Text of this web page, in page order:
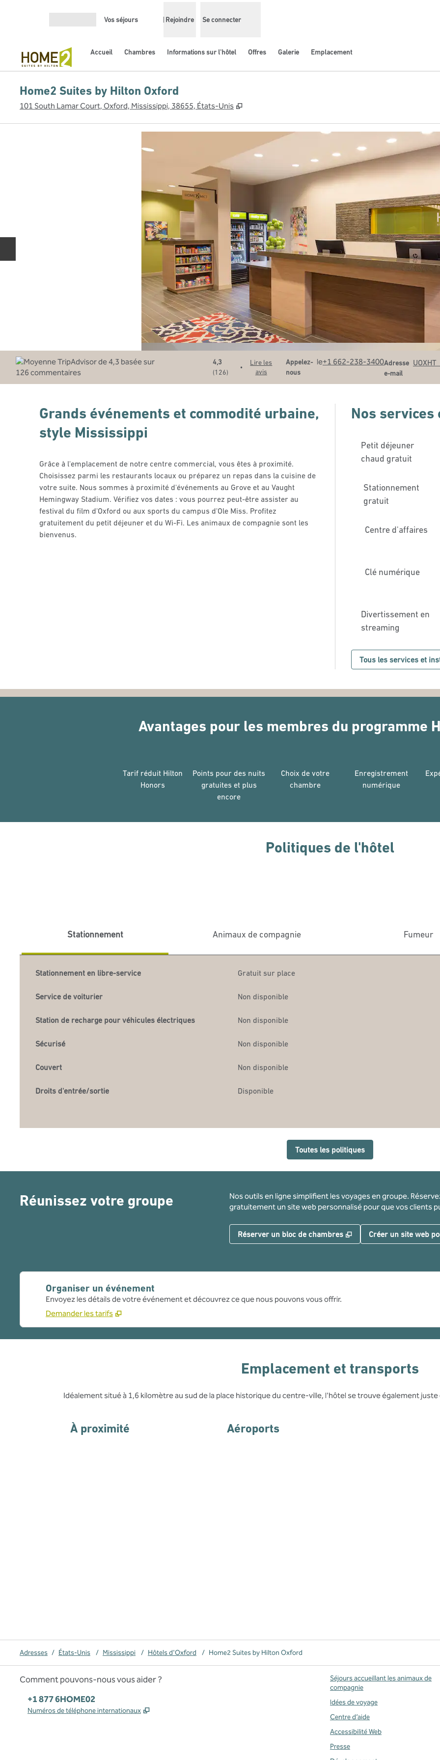
Vos séjours Rejoindre Se connecter
Accueil Chambres Informations sur l'hôtel Offres Galerie Emplacement
Home2 Suites by Hilton Oxford
101 South Lamar Court, Oxford, Mississippi, 38655, États-Unis ,
4,3
(126)
•
Lire les
avis
Appelez-
nous
Appelez le+1 662-238-3400Adresse
e-mail
Email
Grands événements et commodité urbaine,
style Mississippi
Grâce à l'emplacement de notre centre commercial, vous êtes à proximité.
Choisissez parmi les restaurants locaux ou préparez un repas dans la cuisine de
votre suite. Nous sommes à proximité d'événements au Grove et au Vaught
Hemingway Stadium. Vérifiez vos dates : vous pourrez peut-être assister au
festival du film d'Oxford ou aux sports du campus d'Ole Miss. Profitez
gratuitement du petit déjeuner et du Wi-Fi. Les animaux de compagnie sont les
bienvenus.
Nos
Petit déjeuner
chaud gratuit
Stationnement
gratuit
Centre d'affaires
Clé numérique
Divertissement en
streaming
Tous les services et
Avantages pour les membres du programme
Tarif réduit Hilton
Honors
Points pour des nuits
gratuites et plus
encore
Choix de votre
chambre
Enregistrement
numérique
Politiques de l'hôtel
Stationnement Animaux de compagnie Fumeur
Stationnement en libre-service Gratuit sur place
Service de voiturier Non disponible
Station de recharge pour véhicules électriques Non disponible
Sécurisé Non disponible
Couvert Non disponible
Droits d'entrée/sortie Disponible
Toutes les politiques
Réunissez votre groupe
Nos outils en ligne simplifient les voyages en groupe.
gratuitement un site web personnalisé pour que vos clients
Réserver un bloc de chambres , S'ouvre dans un nouvel
Créer un site web
Organiser un événement
Envoyez les détails de votre événement et découvrez ce que nous pouvons vous offrir.
Demander les tarifs
Emplacement et transports
Idéalement situé à 1,6 kilomètre au sud de la place historique du centre-ville, l'hôtel se trouve également
À proximité Aéroports
Adresses / États-Unis / Mississippi / Hôtels d'Oxford / Home2 Suites by Hilton Oxford
Comment pouvons-nous vous aider ?
Téléphone :
+1 877 6HOME02
Numéros de téléphone internationaux ,
Séjours accueillant les animaux de
compagnie
Idées de voyage
Centre d’aide
Accessibilité Web
Presse